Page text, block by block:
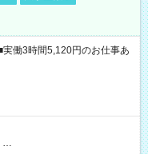
働3時間5,120円のお仕事あ
…